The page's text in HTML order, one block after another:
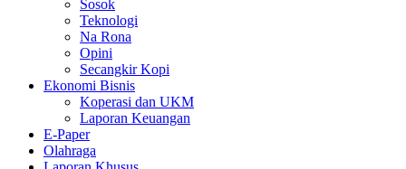
Sosok
Teknologi
Na Rona
Opini
Secangkir Kopi
Ekonomi Bisnis
Koperasi dan UKM
Laporan Keuangan
E-Paper
Olahraga